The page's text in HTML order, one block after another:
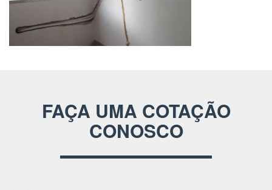
FAÇA UMA COTAÇÃO
CONOSCO